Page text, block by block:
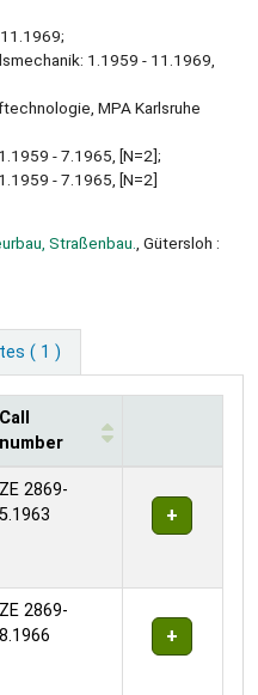
1.1959 - 11.1969,
MPA Karlsruhe
- 7.1965, [N=2];
- 7.1965, [N=2]
Straßenbau., Gütersloh :
( 1 )
Call
number
ZE 2869-
5.1963
ZE 2869-
8.1966